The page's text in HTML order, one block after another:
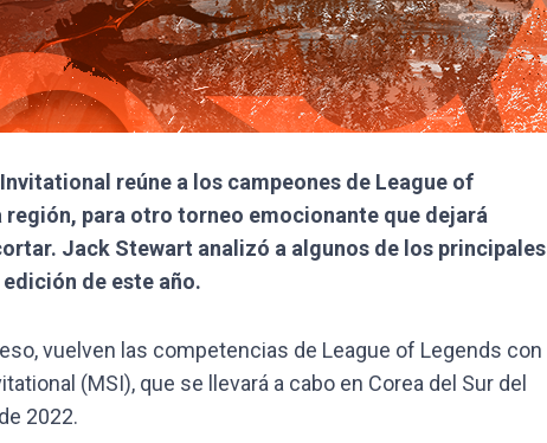
reúne a los campeones de League of
región, para otro torneo emocionante que dejará
Jack Stewart analizó a algunos de los principales
de este año.
vuelven las competencias de League of Legends con
(MSI), que se llevará a cabo en Corea del Sur del
2022.